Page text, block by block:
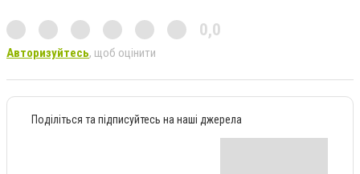
0,0
Авторизуйтесь, щоб оцінити
Поділіться та підписуйтесь на наші джерела